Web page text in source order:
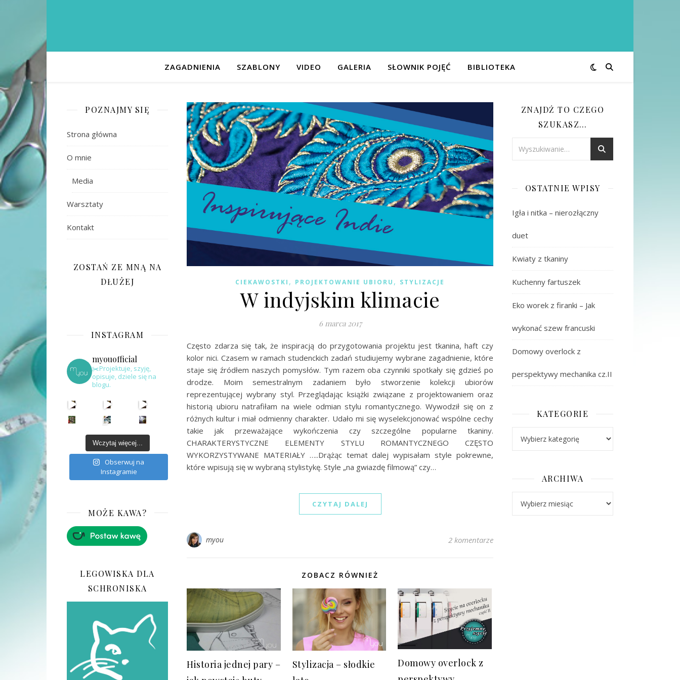
ZAGADNIENIA SZABLONY VIDEO GALERIA SŁOWNIK POJĘĆ BIBLIOTEKA
POZNAJMY SIĘ
Strona główna
O mnie
Media
Warsztaty
Kontakt
ZOSTAŃ ZE MNĄ NA
DŁUŻEJ
INSTAGRAM
myouofficial
✂️Projektuje, szyję,
opisuje, dziele się na
blogu.
Wczytaj więcej...
Obserwuj na
Instagramie
MOŻE KAWA?
LEGOWISKA DLA
SCHRONISKA
CIEKAWOSTKI , PROJEKTOWANIE UBIORU , STYLIZACJE
W indyjskim klimacie
6 marca 2017
Często zdarza się tak, że inspiracją do przygotowania projektu jest tkanina, haft czy
kolor nici. Czasem w ramach studenckich zadań studiujemy wybrane zagadnienie, które
staje się źródłem naszych pomysłów. Tym razem oba czynniki spotkały się gdzieś po
drodze. Moim semestralnym zadaniem było stworzenie kolekcji ubiorów
reprezentującej wybrany styl. Przeglądając książki związane z projektowaniem oraz
historią ubioru natrafiłam na wiele odmian stylu romantycznego. Wywodził się on z
różnych kultur i miał odmienny charakter. Udało mi się wyselekcjonować wspólne cechy
takie jak przeważające wykończenia czy szczególne popularne tkaniny.
CHARAKTERYSTYCZNE ELEMENTY STYLU ROMANTYCZNEGO CZĘSTO
WYKORZYSTYWANE MATERIAŁY …..Drążąc temat dalej wypisałam style pokrewne,
które wpisują się w wybraną stylistykę. Style „na gwiazdę filmową” czy…
CZYTAJ DALEJ
myou 2 komentarze
ZOBACZ RÓWNIEŻ
Historia jednej pary –
Stylizacja – słodkie
Domowy overlock z
ZNAJDŹ TO CZEGO
SZUKASZ…
OSTATNIE WPISY
Igła i nitka – nierozłączny
duet
Kwiaty z tkaniny
Kuchenny fartuszek
Eko worek z firanki – Jak
wykonać szew francuski
Domowy overlock z
perspektywy mechanika cz.II
KATEGORIE
ARCHIWA